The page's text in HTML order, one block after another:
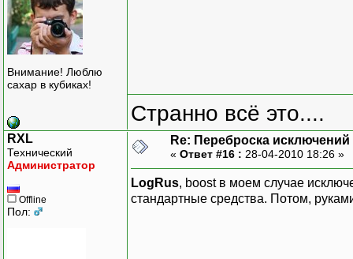
Внимание! Люблю
сахар в кубиках!
Странно всё это....
RXL
Технический
Администратор
Offline
Пол:
Re: Переброска исключений
« Ответ #16 : 28-04-2010 18:26 »
LogRus, boost в моем случае
стандартные средства. Потом,